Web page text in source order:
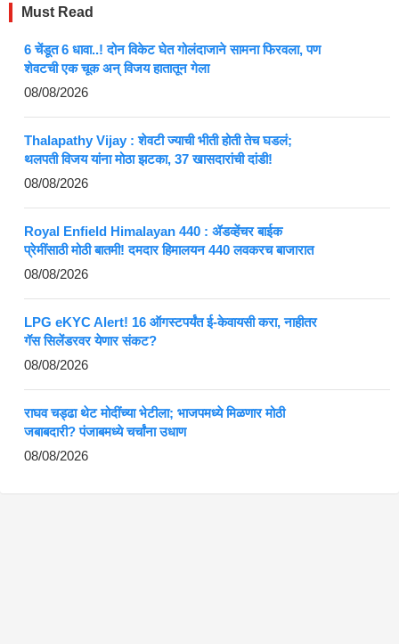
Must Read
6 चेंडूत 6 धावा..! दोन विकेट घेत गोलंदाजाने सामना फिरवला, पण
शेवटची एक चूक अन् विजय हातातून गेला
08/08/2026
Thalapathy Vijay : शेवटी ज्याची भीती होती तेच घडलं;
थलपती विजय यांना मोठा झटका, 37 खासदारांची दांडी!
08/08/2026
Royal Enfield Himalayan 440 : ॲडव्हेंचर बाईक
प्रेमींसाठी मोठी बातमी! दमदार हिमालयन 440 लवकरच बाजारात
08/08/2026
LPG eKYC Alert! 16 ऑगस्टपर्यंत ई-केवायसी करा, नाहीतर
गॅस सिलेंडरवर येणार संकट?
08/08/2026
राघव चड्ढा थेट मोदींच्या भेटीला; भाजपमध्ये मिळणार मोठी
जबाबदारी? पंजाबमध्ये चर्चांना उधाण
08/08/2026